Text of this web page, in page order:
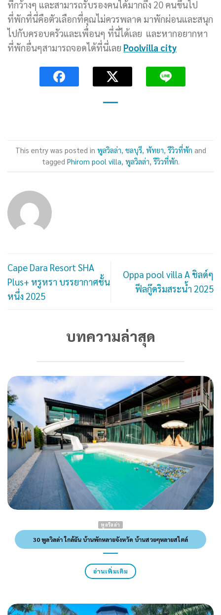
ที่กว้างๆ และสามารถรับรองคนได้มากถึง 20 คนขึ้นไป
ที่พักที่นี่คือตัวเลือกที่คุณไม่ควรพลาด มาพักผ่อนและสนุก
ไปกับครอบครัวและเพื่อนๆ ที่นี่ได้เลย และหากอยากหา
ที่พักอื่นๆสามารถจอดได้ที่นี่เลย Poolvilla city
This entry was posted in พูลวิลล่า, ชลบุรี, พัทยา,รีวิวที่พัก and
tagged Phirom pool villa, พูลวิลล่า,รีวิวที่พัก.
Cape Dara Resort SHA
Plus+ หรูหรา บรรยากาศชั้น
หนึ่ง 2025
Oppa pool villa A ชิลด์ๆ
ฟีลกู๊ดริมสระน้ำ 2025
บทความล่าสุด
พูลวิลล่า
30 พูลวิลล่า ใกล้ฉัน บ้านพักหลายจังหวัด บ้านสวยๆหลายสไตล์
อ่านเพิ่มเติม